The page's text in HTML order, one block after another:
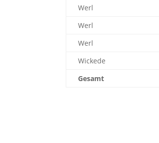
Werl
Werl
Werl
Wickede
Gesamt